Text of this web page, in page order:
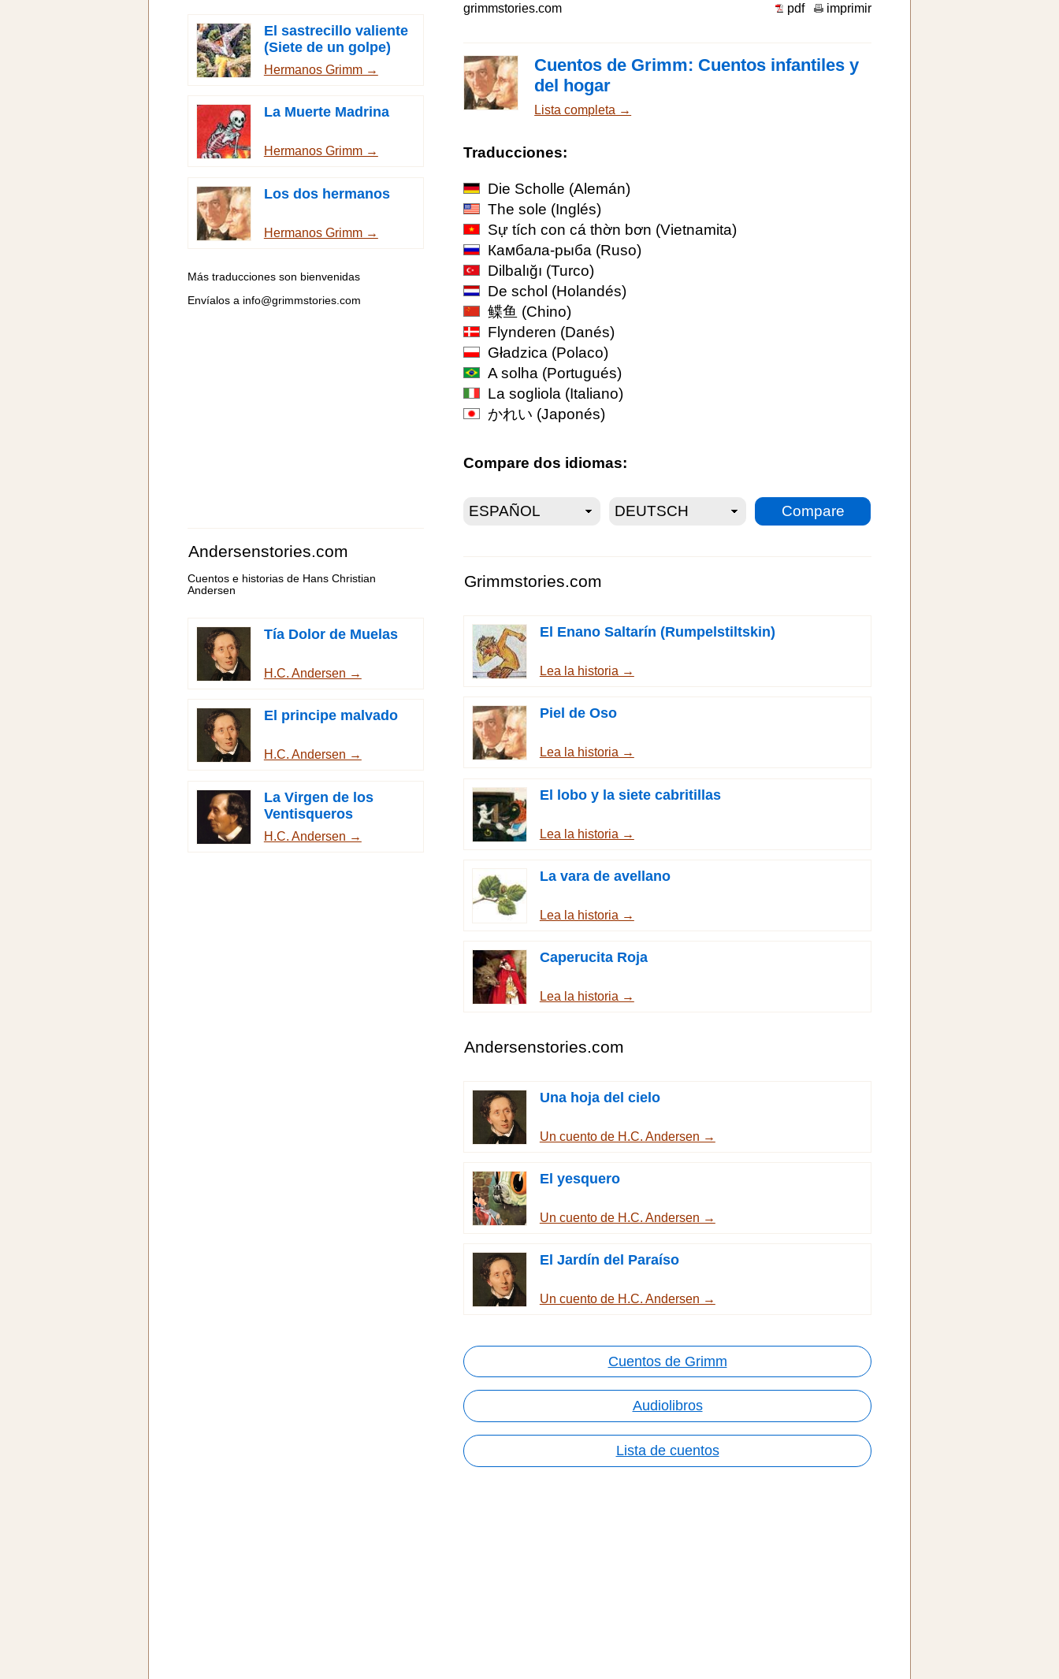
El sastrecillo valiente
(Siete de un golpe)
Hermanos Grimm →
La Muerte Madrina
Hermanos Grimm →
Los dos hermanos
Hermanos Grimm →
Más traducciones son bienvenidas
Envíalos a info@grimmstories.com
Andersenstories.com
Cuentos e historias de Hans Christian
Andersen
Tía Dolor de Muelas
H.C. Andersen →
El principe malvado
H.C. Andersen →
La Virgen de los
Ventisqueros
H.C. Andersen →
grimmstories.com pdf imprimir
Cuentos de Grimm: Cuentos infantiles y
del hogar
Lista completa →
Traducciones:
Die Scholle (Alemán)
The sole (Inglés)
Sự tích con cá thờn bơn (Vietnamita)
Камбала-рыба (Ruso)
Dilbalığı (Turco)
De schol (Holandés)
鲽鱼 (Chino)
Flynderen (Danés)
Gładzica (Polaco)
A solha (Portugués)
La sogliola (Italiano)
かれい (Japonés)
Compare dos idiomas:
Grimmstories.com
El Enano Saltarín (Rumpelstiltskin)
Lea la historia →
Piel de Oso
Lea la historia →
El lobo y la siete cabritillas
Lea la historia →
La vara de avellano
Lea la historia →
Caperucita Roja
Lea la historia →
Andersenstories.com
Una hoja del cielo
Un cuento de H.C. Andersen →
El yesquero
Un cuento de H.C. Andersen →
El Jardín del Paraíso
Un cuento de H.C. Andersen →
Cuentos de Grimm
Audiolibros
Lista de cuentos